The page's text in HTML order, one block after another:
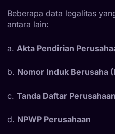
Beberapa data legalitas
antara lain:
a. Akta Pendirian
b. Nomor Induk Berusaha
c. Tanda Daftar
d. NPWP Perusahaan